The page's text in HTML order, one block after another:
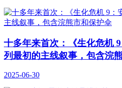
十多年来首次：《生化危机
列最初的主线叙事，包含浣
2025-06-30